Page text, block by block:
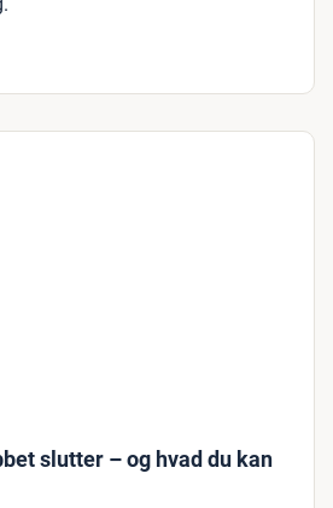
slutter – og hvad du kan